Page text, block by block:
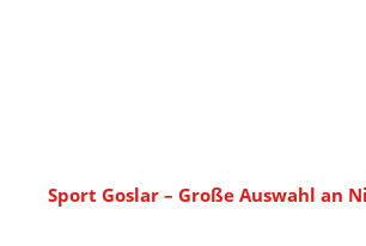
Sport Goslar – Große Auswahl an